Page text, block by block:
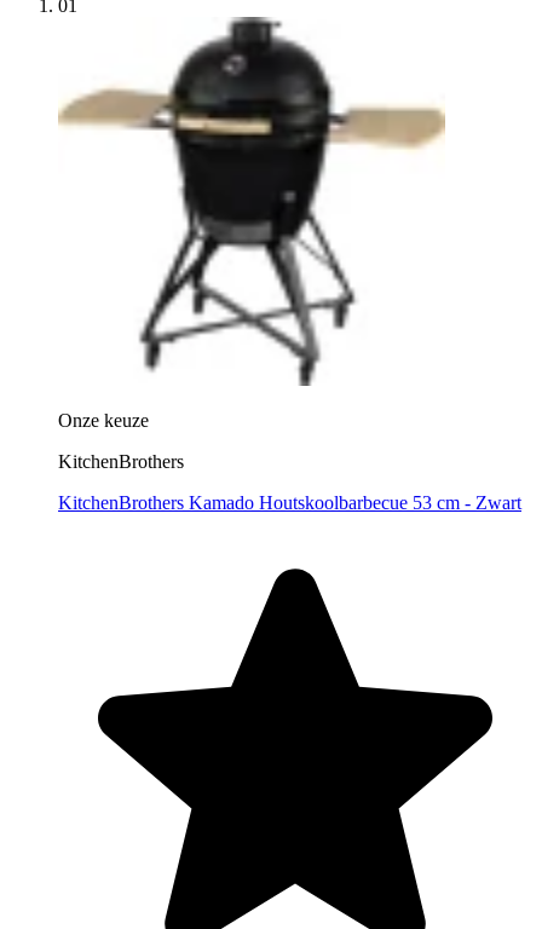
01
Onze keuze
KitchenBrothers
KitchenBrothers Kamado Houtskoolbarbecue 53 cm - Zwart